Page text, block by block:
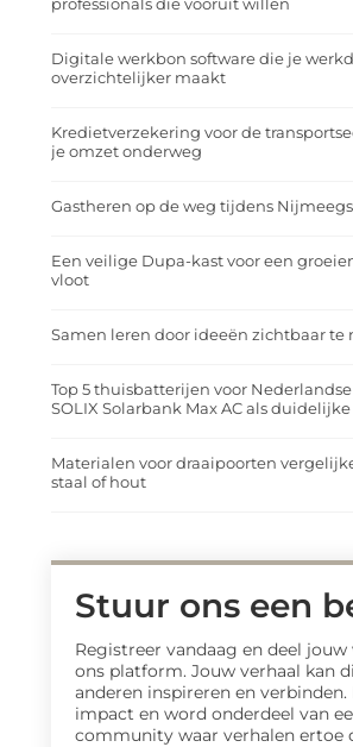
Digitale werkbon software die je
overzichtelijker maakt
Kredietverzekering voor de
je omzet onderweg
Gastheren op de weg tijdens
Een veilige Dupa-kast voor een
vloot
Samen leren door ideeën zichtbaar te
Top 5 thuisbatterijen voor
SOLIX Solarbank Max AC als
Materialen voor draaipoorten
staal of hout
Stuur ons een
Registreer vandaag en deel jouw
ons platform. Jouw verhaal kan
anderen inspireren en verbinden.
impact en word onderdeel van
community waar verhalen ertoe